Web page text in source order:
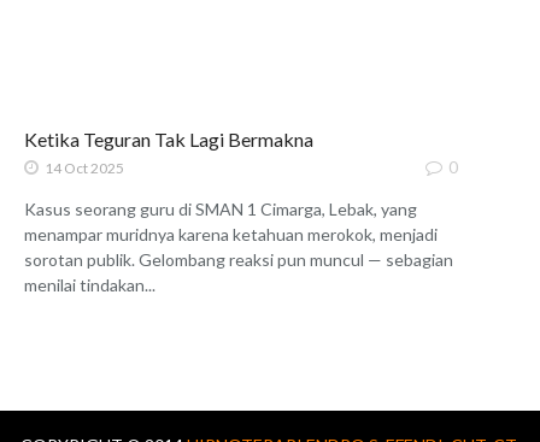
Ketika Teguran Tak Lagi Bermakna
14 Oct 2025 0
Kasus seorang guru di SMAN 1 Cimarga, Lebak, yang
menampar muridnya karena ketahuan merokok, menjadi
sorotan publik. Gelombang reaksi pun muncul — sebagian
menilai tindakan...